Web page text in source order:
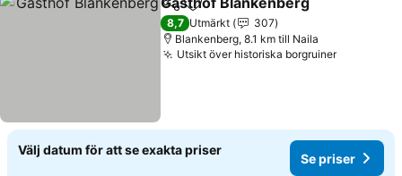
Dela Lägg till i Mina Favoriter
8,7 Utmärkt
307
Blankenberg, 8.1 km till Naila
Utsikt över historiska borgruiner
Välj datum för att se exakta priser
Se priser